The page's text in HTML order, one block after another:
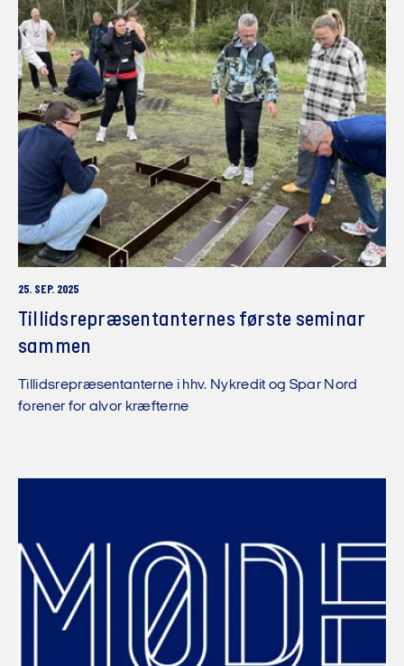
25. SEP. 2025
Tillids­repræsen­tant­ernes første seminar
sammen
Tillidsrepræsentanterne i hhv. Nykredit og Spar Nord
forener for alvor kræfterne